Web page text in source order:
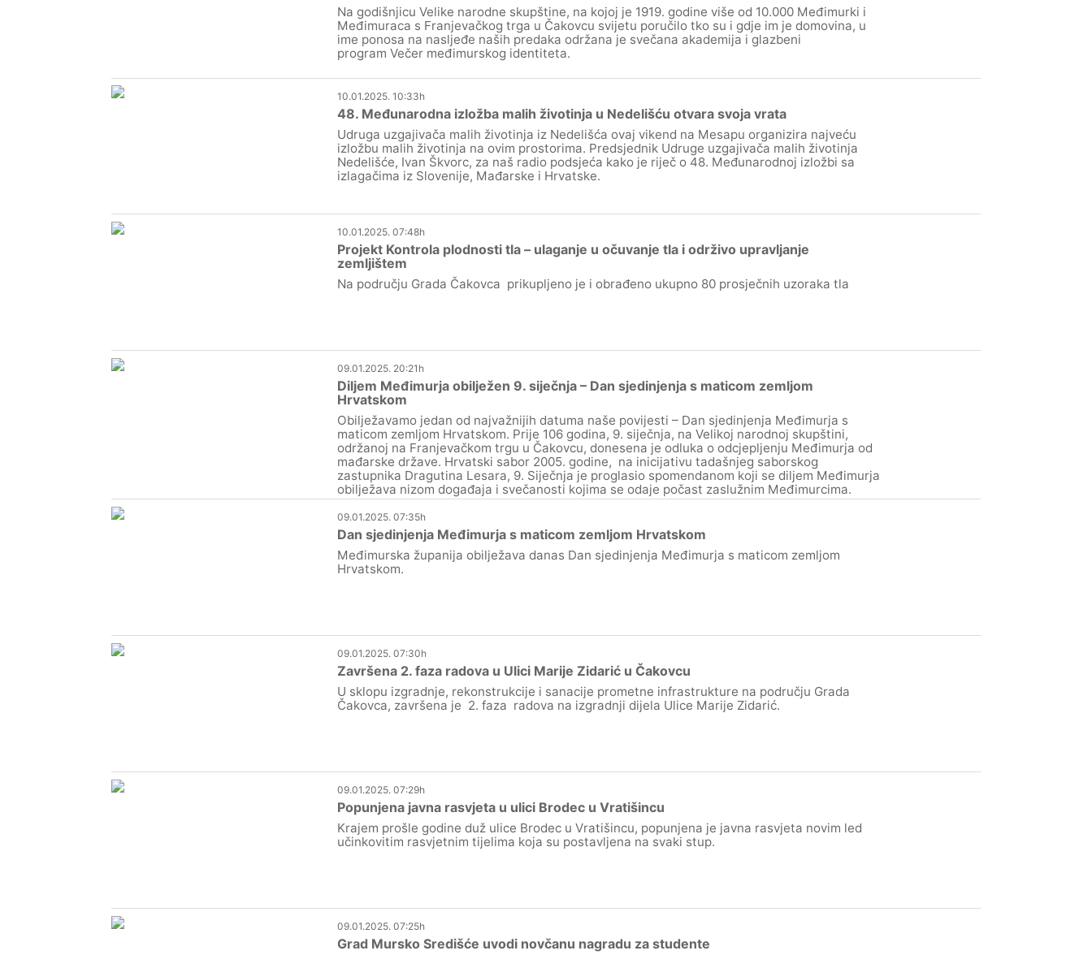
Na godišnjicu Velike narodne skupštine, na kojoj je 1919. godine više od 10.000 Međimurki i
Međimuraca s Franjevačkog trga u Čakovcu svijetu poručilo tko su i gdje im je domovina, u
ime ponosa na nasljeđe naših predaka održana je svečana akademija i glazbeni
program Večer međimurskog identiteta.
10.01.2025. 10:33h
48. Međunarodna izložba malih životinja u Nedelišću otvara svoja vrata
Udruga uzgajivača malih životinja iz Nedelišća ovaj vikend na Mesapu organizira najveću
izložbu malih životinja na ovim prostorima. Predsjednik Udruge uzgajivača malih životinja
Nedelišće, Ivan Škvorc, za naš radio podsjeća kako je riječ o 48. Međunarodnoj izložbi sa
izlagačima iz Slovenije, Mađarske i Hrvatske.
10.01.2025. 07:48h
Projekt Kontrola plodnosti tla – ulaganje u očuvanje tla i održivo upravljanje
zemljištem
Na području Grada Čakovca prikupljeno je i obrađeno ukupno 80 prosječnih uzoraka tla
09.01.2025. 20:21h
Diljem Međimurja obilježen 9. siječnja – Dan sjedinjenja s maticom zemljom
Hrvatskom
Obilježavamo jedan od najvažnijih datuma naše povijesti – Dan sjedinjenja Međimurja s
maticom zemljom Hrvatskom. Prije 106 godina, 9. siječnja, na Velikoj narodnoj skupštini,
održanoj na Franjevačkom trgu u Čakovcu, donesena je odluka o odcjepljenju Međimurja od
mađarske države. Hrvatski sabor 2005. godine, na inicijativu tadašnjeg saborskog
zastupnika Dragutina Lesara, 9. Siječnja je proglasio spomendanom koji se diljem Međimurja
obilježava nizom događaja i svečanosti kojima se odaje počast zaslužnim Međimurcima.
09.01.2025. 07:35h
Dan sjedinjenja Međimurja s maticom zemljom Hrvatskom
Međimurska županija obilježava danas Dan sjedinjenja Međimurja s maticom zemljom
Hrvatskom.
09.01.2025. 07:30h
Završena 2. faza radova u Ulici Marije Zidarić u Čakovcu
U sklopu izgradnje, rekonstrukcije i sanacije prometne infrastrukture na području Grada
Čakovca, završena je 2. faza radova na izgradnji dijela Ulice Marije Zidarić.
09.01.2025. 07:29h
Popunjena javna rasvjeta u ulici Brodec u Vratišincu
Krajem prošle godine duž ulice Brodec u Vratišincu, popunjena je javna rasvjeta novim led
učinkovitim rasvjetnim tijelima koja su postavljena na svaki stup.
09.01.2025. 07:25h
Grad Mursko Središće uvodi novčanu nagradu za studente